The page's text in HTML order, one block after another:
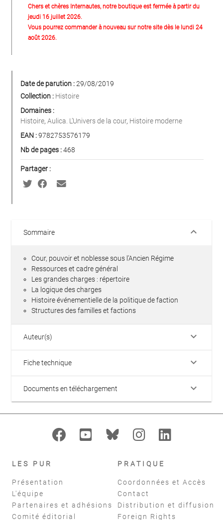
Chers et chères Internautes, notre boutique est fermée à partir du
jeudi 16 juillet 2026.
Vous pourrez commander à nouveau sur notre site dès le lundi 24
août 2026.
Date de parution :29/08/2019
Collection : Histoire
Domaines :
Histoire, Aulica. L’Univers de la cour, Histoire moderne
EAN :9782753576179
Nb de pages :468
Partager :
Sommaire keyboard_arrow_down
Cour, pouvoir et noblesse sous l’Ancien Régime
Ressources et cadre général
Les grandes charges : répertoire
La logique des charges
Histoire événementielle de la politique de faction
Structures des familles et factions
Auteur(s) keyboard_arrow_down
Fiche technique keyboard_arrow_down
Documents en téléchargement keyboard_arrow_down
LES PUR
Présentation
L'équipe
Partenaires et adhésions
Comité éditorial
PRATIQUE
Coordonnées et Accès
Contact
Distribution et diffusion
Foreign Rights